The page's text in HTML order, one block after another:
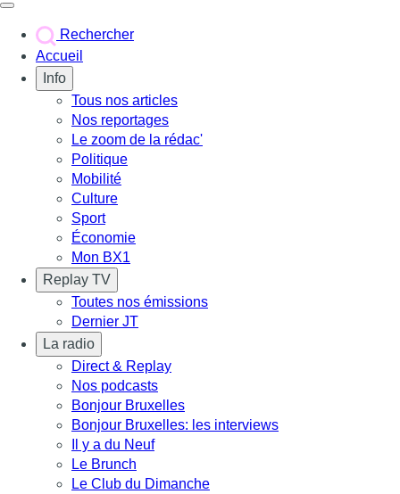
Rechercher
Accueil
Info
Tous nos articles
Nos reportages
Le zoom de la rédac'
Politique
Mobilité
Culture
Sport
Économie
Mon BX1
Replay TV
Toutes nos émissions
Dernier JT
La radio
Direct & Replay
Nos podcasts
Bonjour Bruxelles
Bonjour Bruxelles: les interviews
Il y a du Neuf
Le Brunch
Le Club du Dimanche